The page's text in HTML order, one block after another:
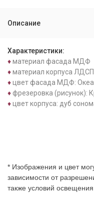
Описание
Характеристики:
♦материал фасада МДФ
♦материал корпуса ЛДСП
♦цвет фасада МДФ:
♦фрезеровка (рисунок):
♦цвет корпуса: дуб
* Изображения и цвет
зависимости от
также условий